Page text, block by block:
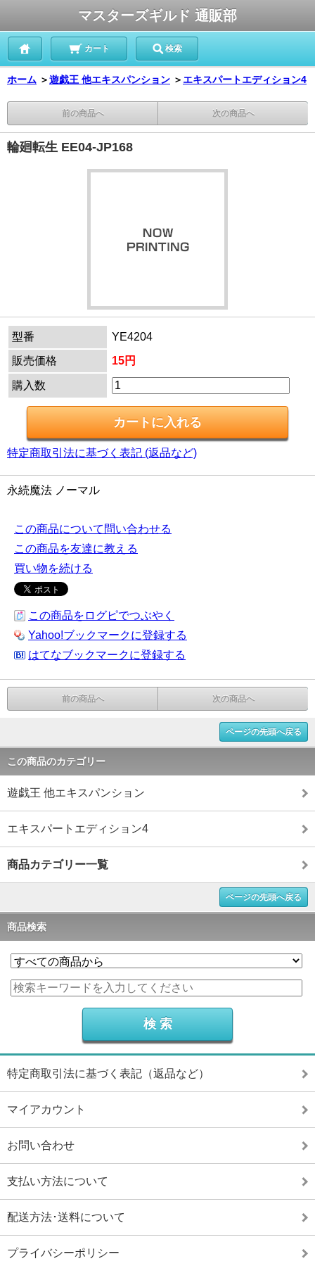
マスターズギルド 通販部
カート 検索
ホーム ＞遊戯王 他エキスパンション ＞ エキスパートエディション4
前の商品へ 次の商品へ
輪廻転生 EE04-JP168
型番
YE4204
販売価格
15円
購入数
特定商取引法に基づく表記 (返品など)
永続魔法 ノーマル
この商品について問い合わせる
この商品を友達に教える
買い物を続ける
この商品をログピでつぶやく
Yahoo!ブックマークに登録する
はてなブックマークに登録する
前の商品へ 次の商品へ
ページの先頭へ戻る
この商品のカテゴリー
遊戯王 他エキスパンション
エキスパートエディション4
商品カテゴリー一覧
ページの先頭へ戻る
商品検索
特定商取引法に基づく表記（返品など）
マイアカウント
お問い合わせ
支払い方法について
配送方法･送料について
プライバシーポリシー